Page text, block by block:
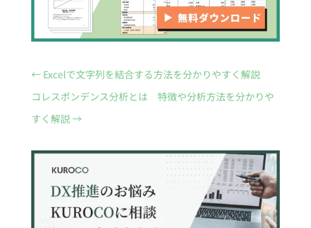
← Excelで文字列を結合する方法を分かりやすく解説
コレスポンデンス分析とは 特徴や分析方法を分かりや
すく解説→